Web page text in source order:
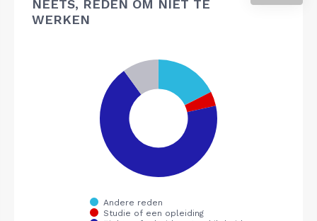
NEETS, REDEN OM NIET TE
WERKEN